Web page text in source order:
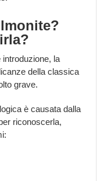
la
della classica
grave.
è causata dalla
riconoscerla,